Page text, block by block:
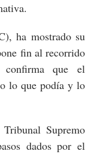
ha mostrado su
fin al recorrido
que el
lo que podía y lo
Supremo
dados por el